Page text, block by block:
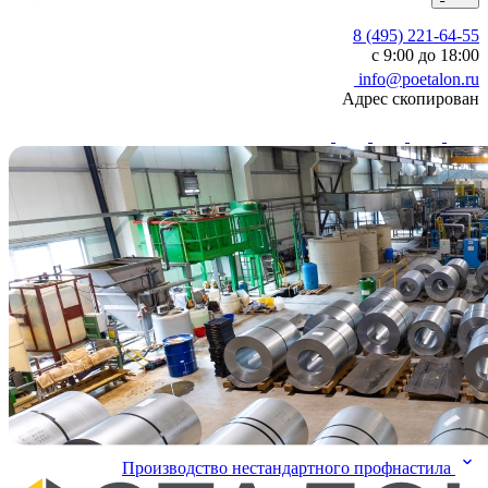
8 (495) 221-64-55
с 9:00 до 18:00
info@poetalon.ru
Адрес скопирован
Производство нестандартного профнастила